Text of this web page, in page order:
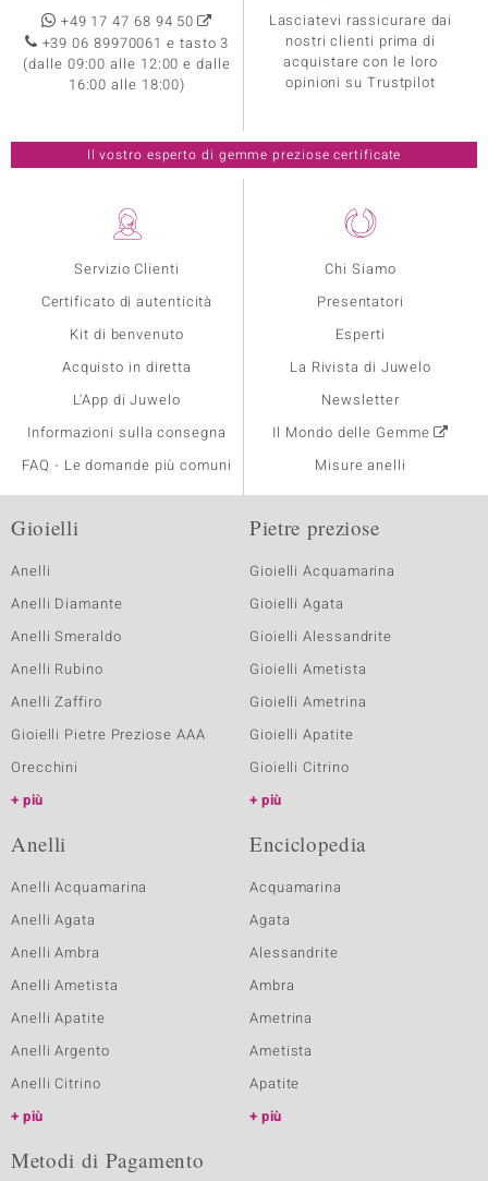
Servizio Clienti
Certificato di autenticità
Kit di benvenuto
Acquisto in diretta
L'App di Juwelo
Informazioni sulla consegna
FAQ - Le domande più comuni
Chi Siamo
Presentatori
Esperti
La Rivista di Juwelo
Newsletter
Il Mondo delle Gemme
Misure anelli
+49 17 47 68 94 50
+39 06 89970061 e tasto 3
(dalle 09:00 alle 12:00 e dalle
16:00 alle 18:00)
Lasciatevi rassicurare dai
nostri clienti prima di
acquistare con le loro
opinioni su Trustpilot
Il vostro esperto di gemme preziose certificate
Gioielli
Anelli
Anelli Diamante
Anelli Smeraldo
Anelli Rubino
Anelli Zaffiro
Gioielli Pietre Preziose AAA
Orecchini
più
Pietre preziose
Gioielli Acquamarina
Gioielli Agata
Gioielli Alessandrite
Gioielli Ametista
Gioielli Ametrina
Gioielli Apatite
Gioielli Citrino
più
Anelli
Anelli Acquamarina
Anelli Agata
Anelli Ambra
Anelli Ametista
Anelli Apatite
Anelli Argento
Anelli Citrino
più
Enciclopedia
Acquamarina
Agata
Alessandrite
Ambra
Ametrina
Ametista
Apatite
più
Metodi di Pagamento